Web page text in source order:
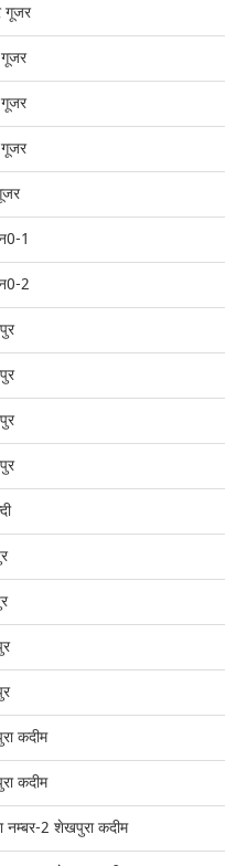
गूजर
गूजर
गूजर
गूजर
1
2
कदीम
कदीम
नम्बर-2 शेखपुरा कदीम